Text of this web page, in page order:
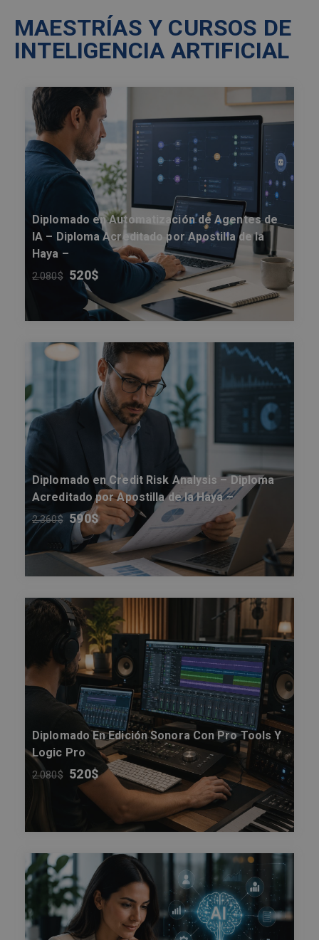
MAESTRÍAS Y CURSOS DE ​
INTELIGENCIA ARTIFICIAL
Diplomado en Automatización de Agentes de
IA – Diploma Acreditado por Apostilla de la
Haya –
2.080$ 520$
Diplomado en Credit Risk Analysis – Diploma
Acreditado por Apostilla de la Haya –
2.360$ 590$
Diplomado En Edición Sonora Con Pro Tools Y
Logic Pro
2.080$ 520$